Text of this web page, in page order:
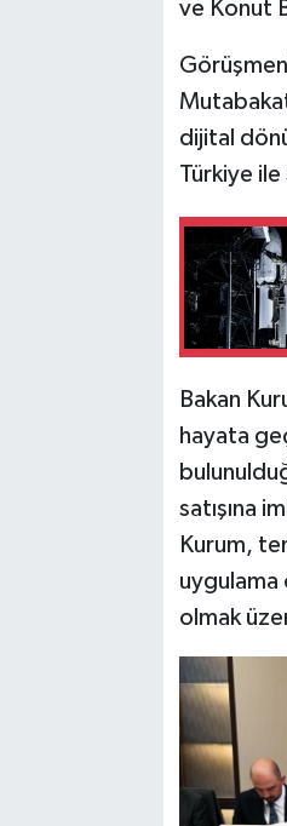
ve Konut
dijital
Türkiye
Bakan
hayata
satışına
Kurum,
uygulama
olmak